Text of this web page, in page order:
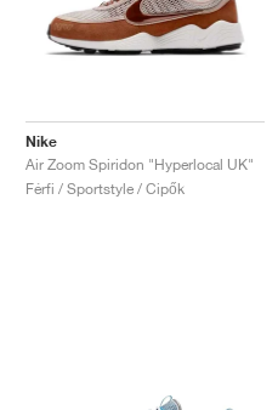
Nike
Air Zoom Spiridon "Hyperlocal UK"
Férfi / Sportstyle / Cipők